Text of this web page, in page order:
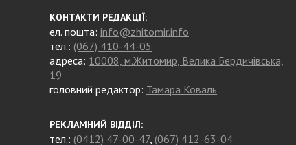
КОНТАКТИ РЕДАКЦІЇ:
ел. пошта: info@zhitomir.info
тел.: (067) 410-44-05
адреса: 10008, м.Житомир, Велика Бердичівська,
19
головний редактор: Тамара Коваль
РЕКЛАМНИЙ ВІДДІЛ:
тел.: (0412) 47-00-47, (067) 412-63-04